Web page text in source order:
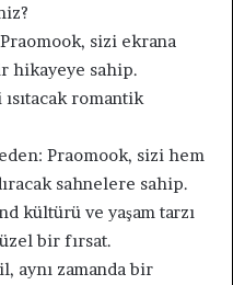
sizi ekrana
hikayeye sahip.
romantik
Praomook, sizi hem
sahnelere sahip.
kültürü ve yaşam tarzı
bir fırsat.
aynı zamanda bir